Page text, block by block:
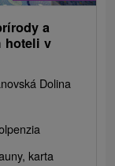
a
hoteli v
Dolina
karta